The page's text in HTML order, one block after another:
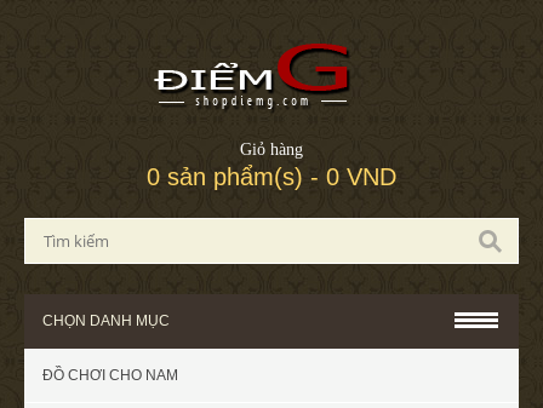
Giỏ hàng
0 sản phẩm(s) - 0 VND
CHỌN DANH MỤC
ĐỒ CHƠI CHO NAM